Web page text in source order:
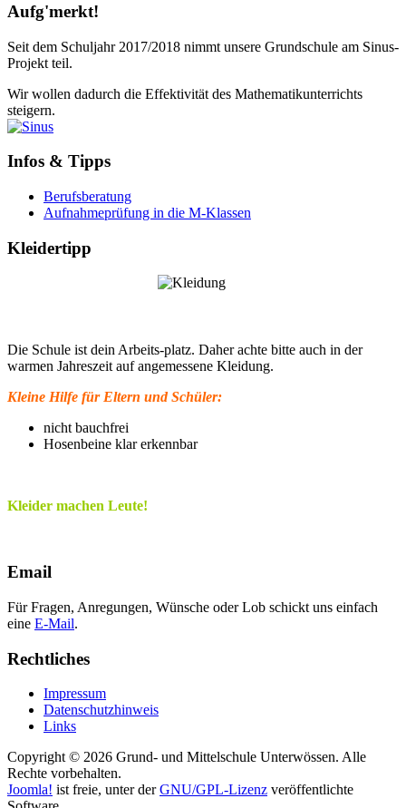
Aufg'merkt!
Seit dem Schuljahr 2017/2018 nimmt unsere Grundschule am Sinus-
Projekt teil.
Wir wollen dadurch die Effektivität des Mathematikunterrichts
steigern.
Infos & Tipps
Berufsberatung
Aufnahmeprüfung in die M-Klassen
Kleidertipp
Die Schule ist dein Arbeits-platz. Daher achte bitte auch in der
warmen Jahreszeit auf angemessene Kleidung.
Kleine Hilfe für Eltern und Schüler:
nicht bauchfrei
Hosenbeine klar erkennbar
Kleider machen Leute!
Email
Für Fragen, Anregungen, Wünsche oder Lob schickt uns einfach
eine E-Mail.
Rechtliches
Impressum
Datenschutzhinweis
Links
Copyright © 2026 Grund- und Mittelschule Unterwössen. Alle
Rechte vorbehalten.
Joomla! ist freie, unter derGNU/GPL-Lizenz veröffentlichte